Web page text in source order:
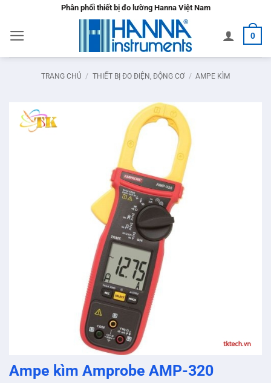
nội
dung
Phân phối thiết bị đo lường Hanna Việt Nam
0
TRANG CHỦ / THIẾT BỊ ĐO ĐIỆN, ĐỘNG CƠ / AMPE KÌM
Ampe kìm Amprobe AMP-320